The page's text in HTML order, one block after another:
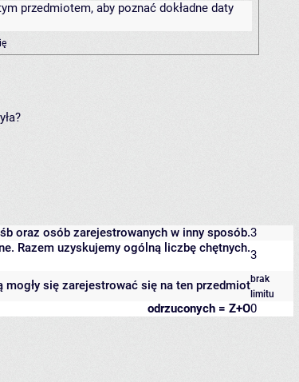
przedmiotem, aby poznać dokładne daty
oraz osób zarejestrowanych w inny sposób.3
Razem uzyskujemy ogólną liczbę chętnych.3
się zarejestrować się na ten przedmiotbrak
limitu
odrzuconych = Z+O0